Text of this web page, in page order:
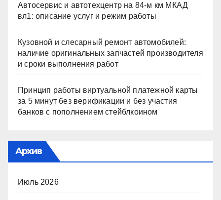
Автосервис и автотехцентр на 84-м км МКАД
вл1: описание услуг и режим работы
Кузовной и слесарный ремонт автомобилей:
наличие оригинальных запчастей производителя
и сроки выполнения работ
Принцип работы виртуальной платежной карты
за 5 минут без верификации и без участия
банков с пополнением стейблкоином
Архив
Июль 2026